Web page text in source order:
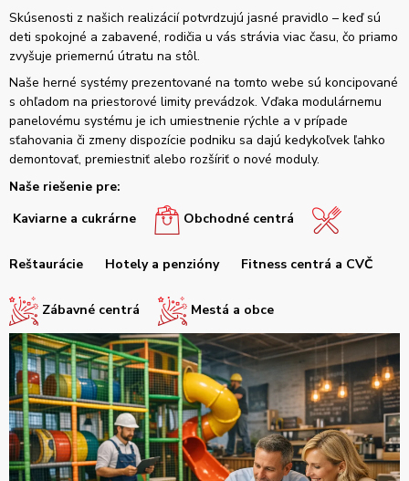
Skúsenosti z našich realizácií potvrdzujú jasné pravidlo – keď sú
deti spokojné a zabavené, rodičia u vás strávia viac času, čo priamo
zvyšuje priemernú útratu na stôl.
Naše herné systémy prezentované na tomto webe sú koncipované
s ohľadom na priestorové limity prevádzok. Vďaka modulárnemu
panelovému systému je ich umiestnenie rýchle a v prípade
sťahovania či zmeny dispozície podniku sa dajú kedykoľvek ľahko
demontovať, premiestniť alebo rozšíriť o nové moduly.
Naše riešenie pre:
Kaviarne a cukrárne
Obchodné centrá
Reštaurácie Hotely a penzióny Fitness centrá a CVČ
Zábavné centrá Mestá a obce